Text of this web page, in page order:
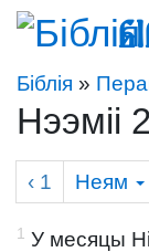
Біблія »
Нээміі 2
‹ 1 Неям
1 У месяцы